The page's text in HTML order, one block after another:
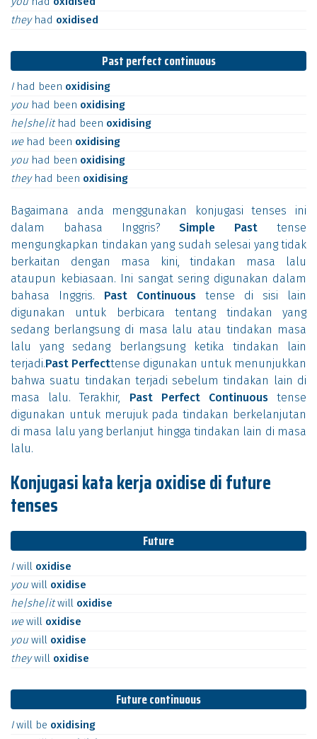
they had oxidised
Past perfect continuous
I had been oxidising
you had been oxidising
he|she|it had been oxidising
we had been oxidising
you had been oxidising
they had been oxidising
Bagaimana anda menggunakan konjugasi tenses ini
dalam bahasa Inggris?Simple Past tense
mengungkapkan tindakan yang sudah selesai yang tidak
berkaitan dengan masa kini, tindakan masa lalu
ataupun kebiasaan. Ini sangat sering digunakan dalam
bahasa Inggris. Past Continuous tense di sisi lain
digunakan untuk berbicara tentang tindakan yang
sedang berlangsung di masa lalu atau tindakan masa
lalu yang sedang berlangsung ketika tindakan lain
terjadi.Past Perfecttense digunakan untuk menunjukkan
bahwa suatu tindakan terjadi sebelum tindakan lain di
masa lalu. Terakhir, Past Perfect Continuoustense
digunakan untuk merujuk pada tindakan berkelanjutan
di masa lalu yang berlanjut hingga tindakan lain di masa
lalu.
Konjugasi kata kerja oxidise di future
tenses
Future
Iwill oxidise
you will oxidise
he|she|itwill oxidise
wewill oxidise
you will oxidise
theywill oxidise
Future continuous
Iwill be oxidising